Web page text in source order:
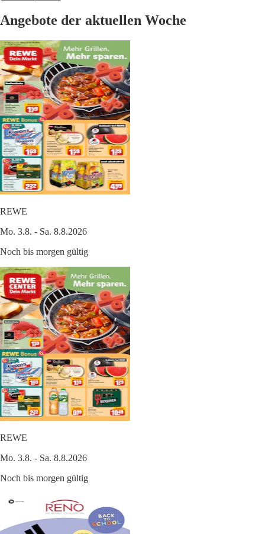
Angebote der aktuellen Woche
REWE
Mo. 3.8. - Sa. 8.8.2026
Noch bis morgen gültig
REWE
Mo. 3.8. - Sa. 8.8.2026
Noch bis morgen gültig